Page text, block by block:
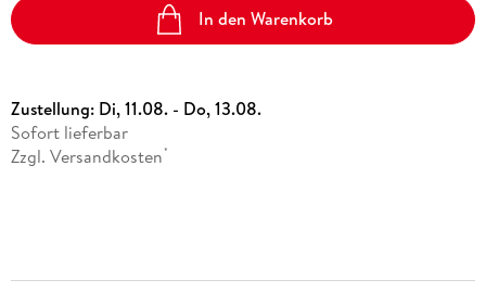
In den Warenkorb
Zustellung: Di, 11.08. - Do, 13.08.
Sofort lieferbar
Zzgl. Versandkosten *